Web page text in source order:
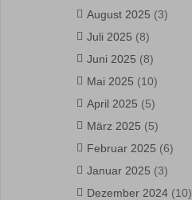
August 2025 (3)
Juli 2025 (8)
Juni 2025 (8)
Mai 2025 (10)
April 2025 (5)
März 2025 (5)
Februar 2025 (6)
Januar 2025 (3)
Dezember 2024 (10)